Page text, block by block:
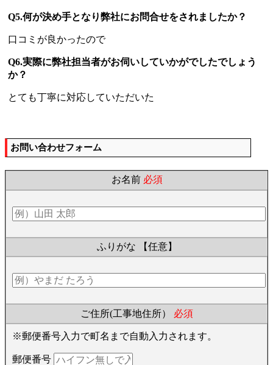
Q5.何が決め手となり弊社にお問合せをされましたか？
口コミが良かったので
Q6.実際に弊社担当者がお伺いしていかがでしたでしょう
か？
とても丁寧に対応していただいた
お問い合わせフォーム
お名前 必須
ふりがな 【任意】
ご住所(工事地住所） 必須
※郵便番号入力で町名まで自動入力されます。
郵便番号